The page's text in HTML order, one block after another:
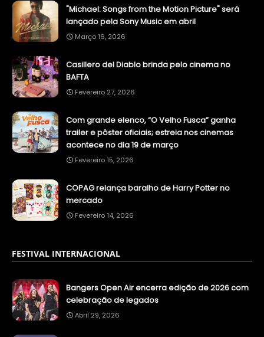
"Michael: Songs from the Motion Picture" será
lançado pela Sony Music em abril
Março 16, 2026
Casillero del Diablo brinda pelo cinema no
BAFTA
Fevereiro 27, 2026
Com grande elenco, “O Velho Fusca” ganha
trailer e pôster oficiais; estreia nos cinemas
acontece no dia 19 de março
Fevereiro 15, 2026
COPAG relança baralho de Harry Potter no
mercado
Fevereiro 14, 2026
FESTIVAL INTERNACIONAL
Bangers Open Air encerra edição de 2026 com
celebração de legados
Abril 29, 2026